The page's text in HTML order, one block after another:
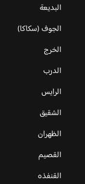
البديعة
الجوف (سكاكا)
الخرج
الدرب
الرايس
الشقيق
الظهران
القصيم
القنفذه